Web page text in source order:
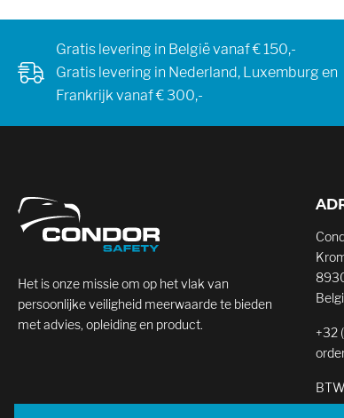
Gratis levering in België vanaf € 150,-
Gratis levering in Nederland, Luxemburg en
Frankrijk vanaf € 300,-
Het is onze missie om op het vlak van
persoonlijke veiligheid meerwaarde te bieden
met advies, opleiding en product.
+32